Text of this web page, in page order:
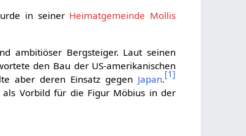
in seiner Heimatgemeinde Mollis
ambitiöser Bergsteiger. Laut seinen
den Bau der US-amerikanischen
aber deren Einsatz gegen Japan.[1]
Vorbild für die Figur Möbius in der